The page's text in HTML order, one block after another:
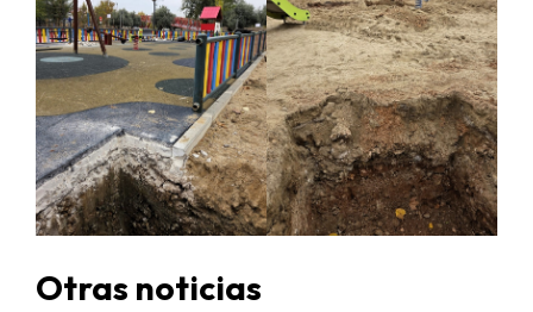
Otras noticias